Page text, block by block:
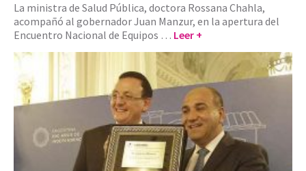
La ministra de Salud Pública, doctora Rossana Chahla,
acompañó al gobernador Juan Manzur, en la apertura del
Encuentro Nacional de Equipos … Leer +